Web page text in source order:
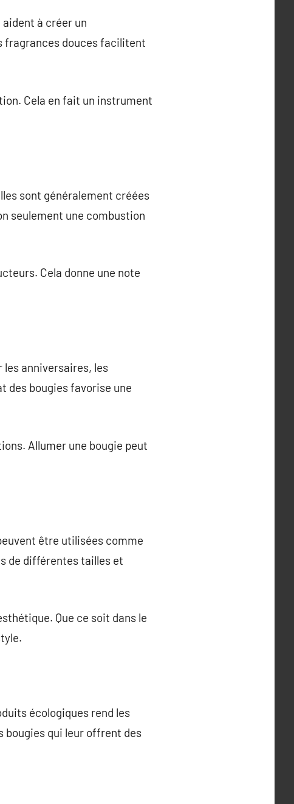
à créer un
fragrances douces facilitent
Cela en fait un instrument
sont généralement créées
seulement une combustion
Cela donne une note
les anniversaires, les
des bougies favorise une
Allumer une bougie peut
être utilisées comme
de différentes tailles et
Que ce soit dans le
écologiques rend les
bougies qui leur offrent des